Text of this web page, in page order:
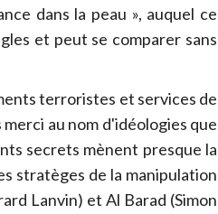
dans la peau », auquel ce
et peut se comparer sans
terroristes et services de
au nom d'idéologies que
secrets mènent presque la
stratèges de la manipulation
Lanvin) et Al Barad (Simon